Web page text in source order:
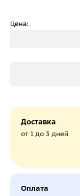
Цена:
Доставка
от 1 до 3 дней
Оплата